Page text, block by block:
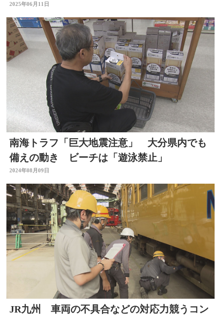
府ひき逃げ 大分
2025年06月11日
南海トラフ「巨大地震注意」 大分県内でも
備えの動き ビーチは「遊泳禁止」
2024年08月09日
JR九州 車両の不具合などの対応力競うコン